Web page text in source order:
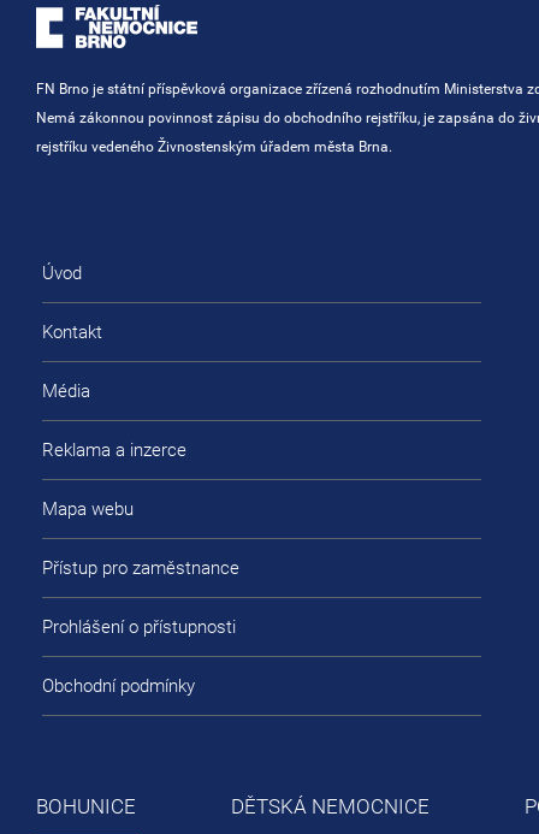
FN Brno je státní příspěvková organizace zřízená rozhodnutím Ministerstva
Nemá zákonnou povinnost zápisu do obchodního rejstříku, je zapsána do
rejstříku vedeného Živnostenským úřadem města Brna.
Úvod
Kontakt
Média
Reklama a inzerce
Mapa webu
Přístup pro zaměstnance
Prohlášení o přístupnosti
Obchodní podmínky
BOHUNICE DĚTSKÁ NEMOCNICE